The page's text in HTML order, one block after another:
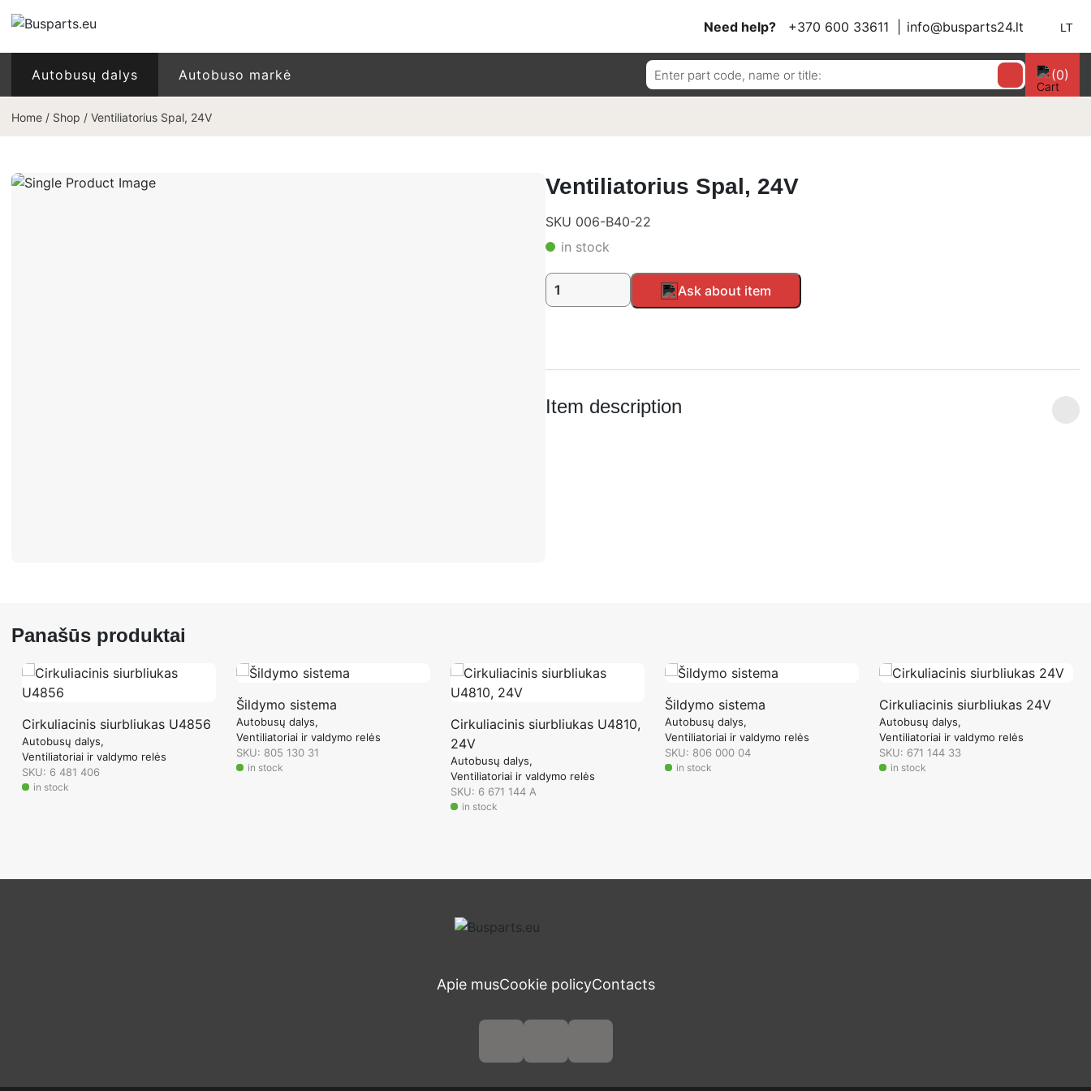
Need help? +370 600 33611 info@busparts24.lt LT
Autobusų dalys Autobuso markė Ieškoti: (0)
Home / Shop / Ventiliatorius Spal, 24V
Ventiliatorius Spal, 24V
SKU 006-B40-22
in stock
produkto
kiekis:
Ask about item
Alternative:
Item description
Panašūs produktai
Cirkuliacinis siurbliukas U4856
Autobusų dalys
Ventiliatoriai ir valdymo relės
SKU: 6 481 406
in stock
Šildymo sistema
Autobusų dalys
Ventiliatoriai ir valdymo relės
SKU: 805 130 31
in stock
Cirkuliacinis siurbliukas U4810,
24V
Autobusų dalys
Ventiliatoriai ir valdymo relės
SKU: 6 671 144 A
in stock
Šildymo sistema
Autobusų dalys
Ventiliatoriai ir valdymo relės
SKU: 806 000 04
in stock
Cirkuliacinis siurbliukas 24V
Autobusų dalys
Ventiliatoriai ir valdymo relės
SKU: 671 144 33
in stock
Apie musCookie policyContacts